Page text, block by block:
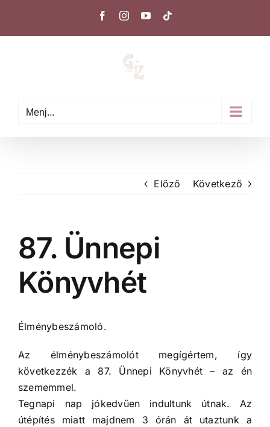
FacebookInstagramYouTube
Menj...
Előző Következő
87. Ünnepi
Könyvhét
Élménybeszámoló.
Az élménybeszámolót megígértem, így
következzék a 87. Ünnepi Könyvhét – az én
szememmel.
Tegnapi nap jókedvűen indultunk útnak. Az
útépítés miatt majdnem 3 órán át utaztunk a